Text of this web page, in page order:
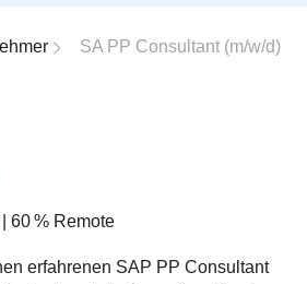
SA PP Consultant (m/w/d)
60 % Remote
erfahrenen SAP PP Consultant